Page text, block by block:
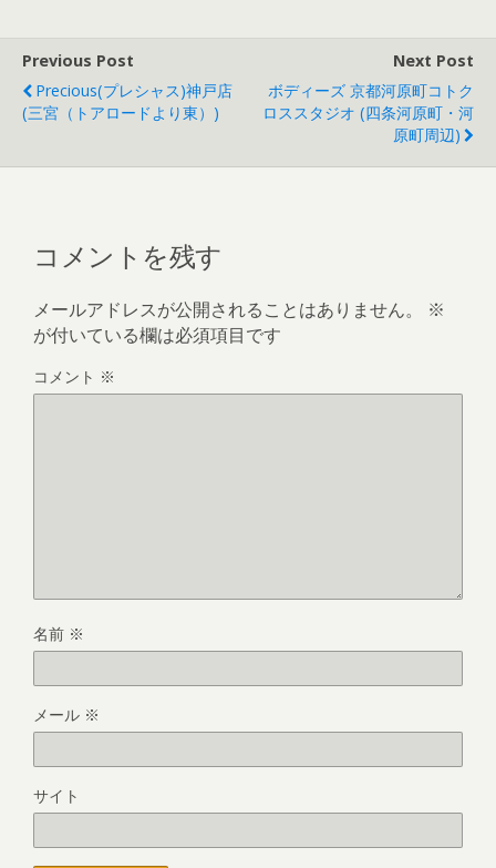
Previous Post
Precious(プレシャス)神戸店
(三宮（トアロードより東）)
Next Post
ボディーズ 京都河原町コトク
ロススタジオ (四条河原町・河
原町周辺)
コメントを残す
メールアドレスが公開されることはありません。
※
が付いている欄は必須項目です
コメント ※
名前 ※
メール ※
サイト